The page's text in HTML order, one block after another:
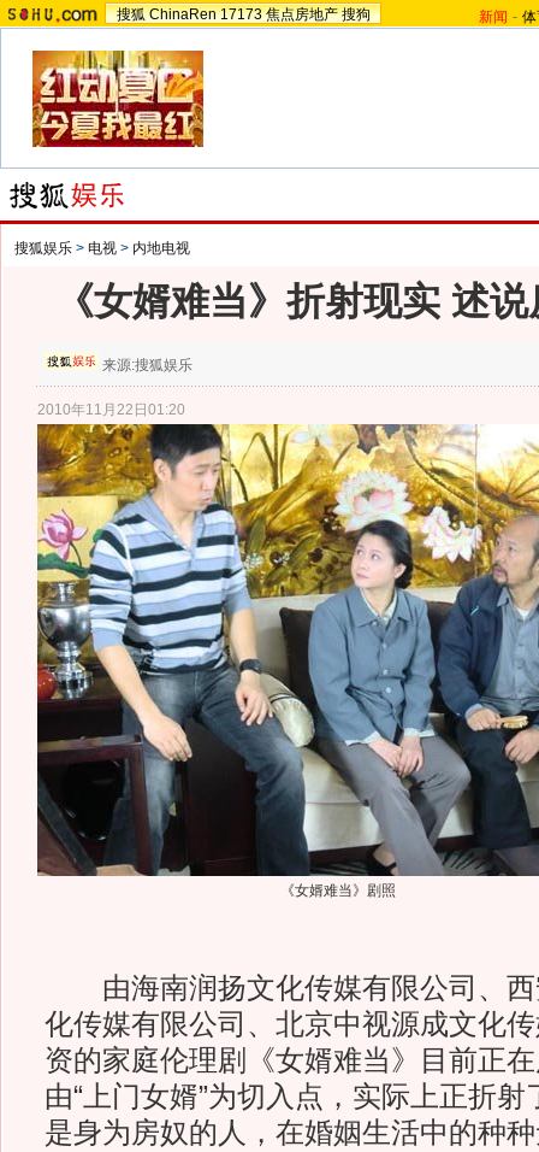
搜狐 ChinaRen 17173 焦点房地产 搜狗 新闻 -
搜狐娱乐 > 电视 > 内地电视
《女婿难当》折射现实 述
来源:搜狐娱乐
2010年11月22日01:20
《女婿难当》剧照
由海南润扬文化传媒有限公司、西
化传媒有限公司、北京中视源成文化
资的家庭伦理剧《女婿难当》目前正
由“上门女婿”为切入点，实际上正折
是身为房奴的人，在婚姻生活中的种